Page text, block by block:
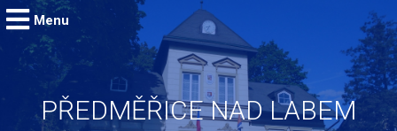
Menu
PŘEDMĚŘICE NAD LABEM